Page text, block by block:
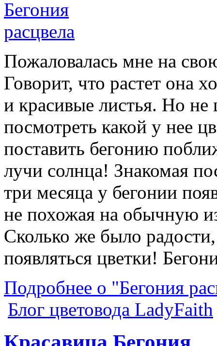
Пожаловалась мне на
Говорит, что растет она
и красивые листья. Но не
посмотреть какой у нее
поставить бегонию
лучи солнца! Знакомая
три месяца у бегонии
не похожая на обычную
Сколько же было
появляться цветки!
Подробнее о "Бегония
Блог цветовода LadyFaith